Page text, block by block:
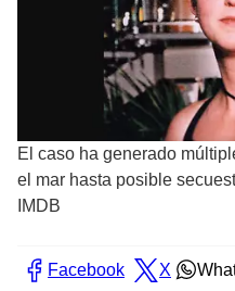
El caso ha generado
el mar hasta posible
IMDB
Facebook X